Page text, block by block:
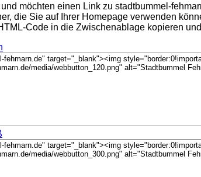
möchten einen Link zu stadtbummel-
die Sie auf Ihrer Homepage verwenden
Code in die Zwischenablage kopieren